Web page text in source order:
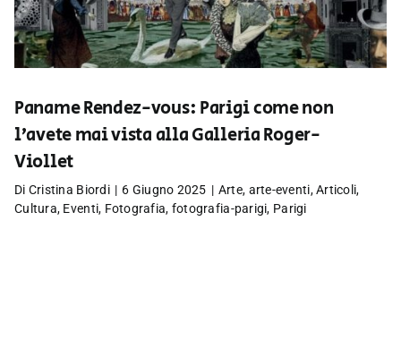
Paname Rendez-vous: Parigi come non
l’avete mai vista alla Galleria Roger-
Viollet
Di Cristina Biordi | 6 Giugno 2025 | Arte, arte-eventi,Articoli,
Cultura, Eventi, Fotografia, fotografia-parigi, Parigi